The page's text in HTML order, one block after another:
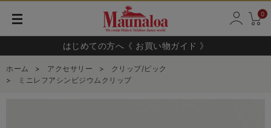
0
はじめての方へ《 お買い物ガイド 》
ホーム > アクセサリー >
クリップ/ピック
>
ミニレフアシンビジウムクリップ